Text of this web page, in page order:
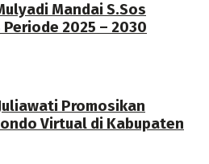
Mandai S.Sos
Periode 2025 – 2030
Promosikan
Virtual di Kabupaten